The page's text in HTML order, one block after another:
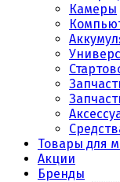
Камеры
Товары для
Акции
Бренды